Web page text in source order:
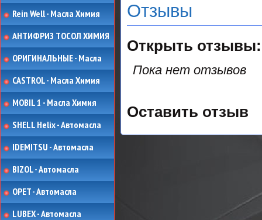
Rein Well - Масла Химия
АНТИФРИЗ ТОСОЛ ХИМИЯ
ОРИГИНАЛЬНЫЕ - Масла
CASTROL - Масла Химия
MOBIL 1 - Масла Химия
SHELL Helix - Автомасла
IDEMITSU - Автомасла
BIZOL - Автомасла
OPET - Автомасла
LUBEX - Автомасла
Отзывы
Открыть
Пока нет отзывов
Оставить отзыв